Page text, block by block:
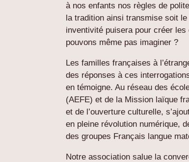
à nos enfants nos règles de
la tradition ainsi transmise soit
inventivité puisera pour créer
pouvons même pas imaginer ?
Les familles françaises à
des réponses à ces
en témoigne. Au réseau des
(AEFE) et de la Mission laïque
et de l’ouverture culturelle,
en pleine révolution numérique,
des groupes Français langue
Notre association salue la